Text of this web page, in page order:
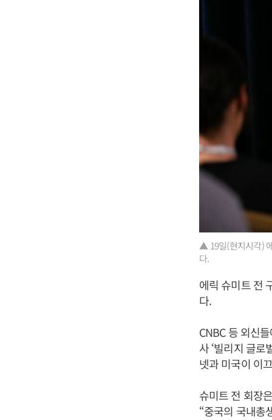
▲ 19일(현지시각)
다.
에릭 슈미트 전
다.
CNBC 등 외신
사 ‘빌리지 글로
넷과 미국이 이
슈미트 전 회장
“중국의 국내총